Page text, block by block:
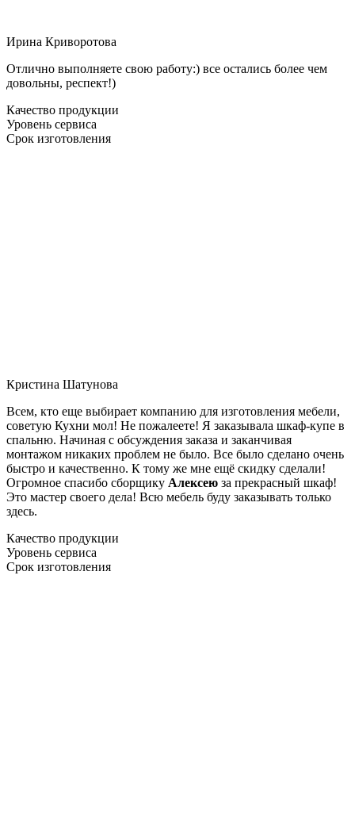
Ирина Криворотова
Отлично выполняете свою работу:) все остались более чем
довольны, респект!)
Качество продукции
Уровень сервиса
Срок изготовления
Кристина Шатунова
Всем, кто еще выбирает компанию для изготовления мебели,
советую Кухни мол! Не пожалеете! Я заказывала шкаф-купе в
спальню. Начиная с обсуждения заказа и заканчивая
монтажом никаких проблем не было. Все было сделано очень
быстро и качественно. К тому же мне ещё скидку сделали!
Огромное спасибо сборщику Алексею за прекрасный шкаф!
Это мастер своего дела! Всю мебель буду заказывать только
здесь.
Качество продукции
Уровень сервиса
Срок изготовления